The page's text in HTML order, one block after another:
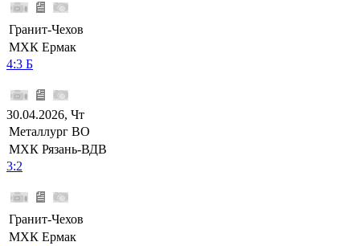
Гранит-Чехов
МХК Ермак
4:3 Б
30.04.2026, Чт
Металлург ВО
МХК Рязань-ВДВ
3:2
Гранит-Чехов
МХК Ермак